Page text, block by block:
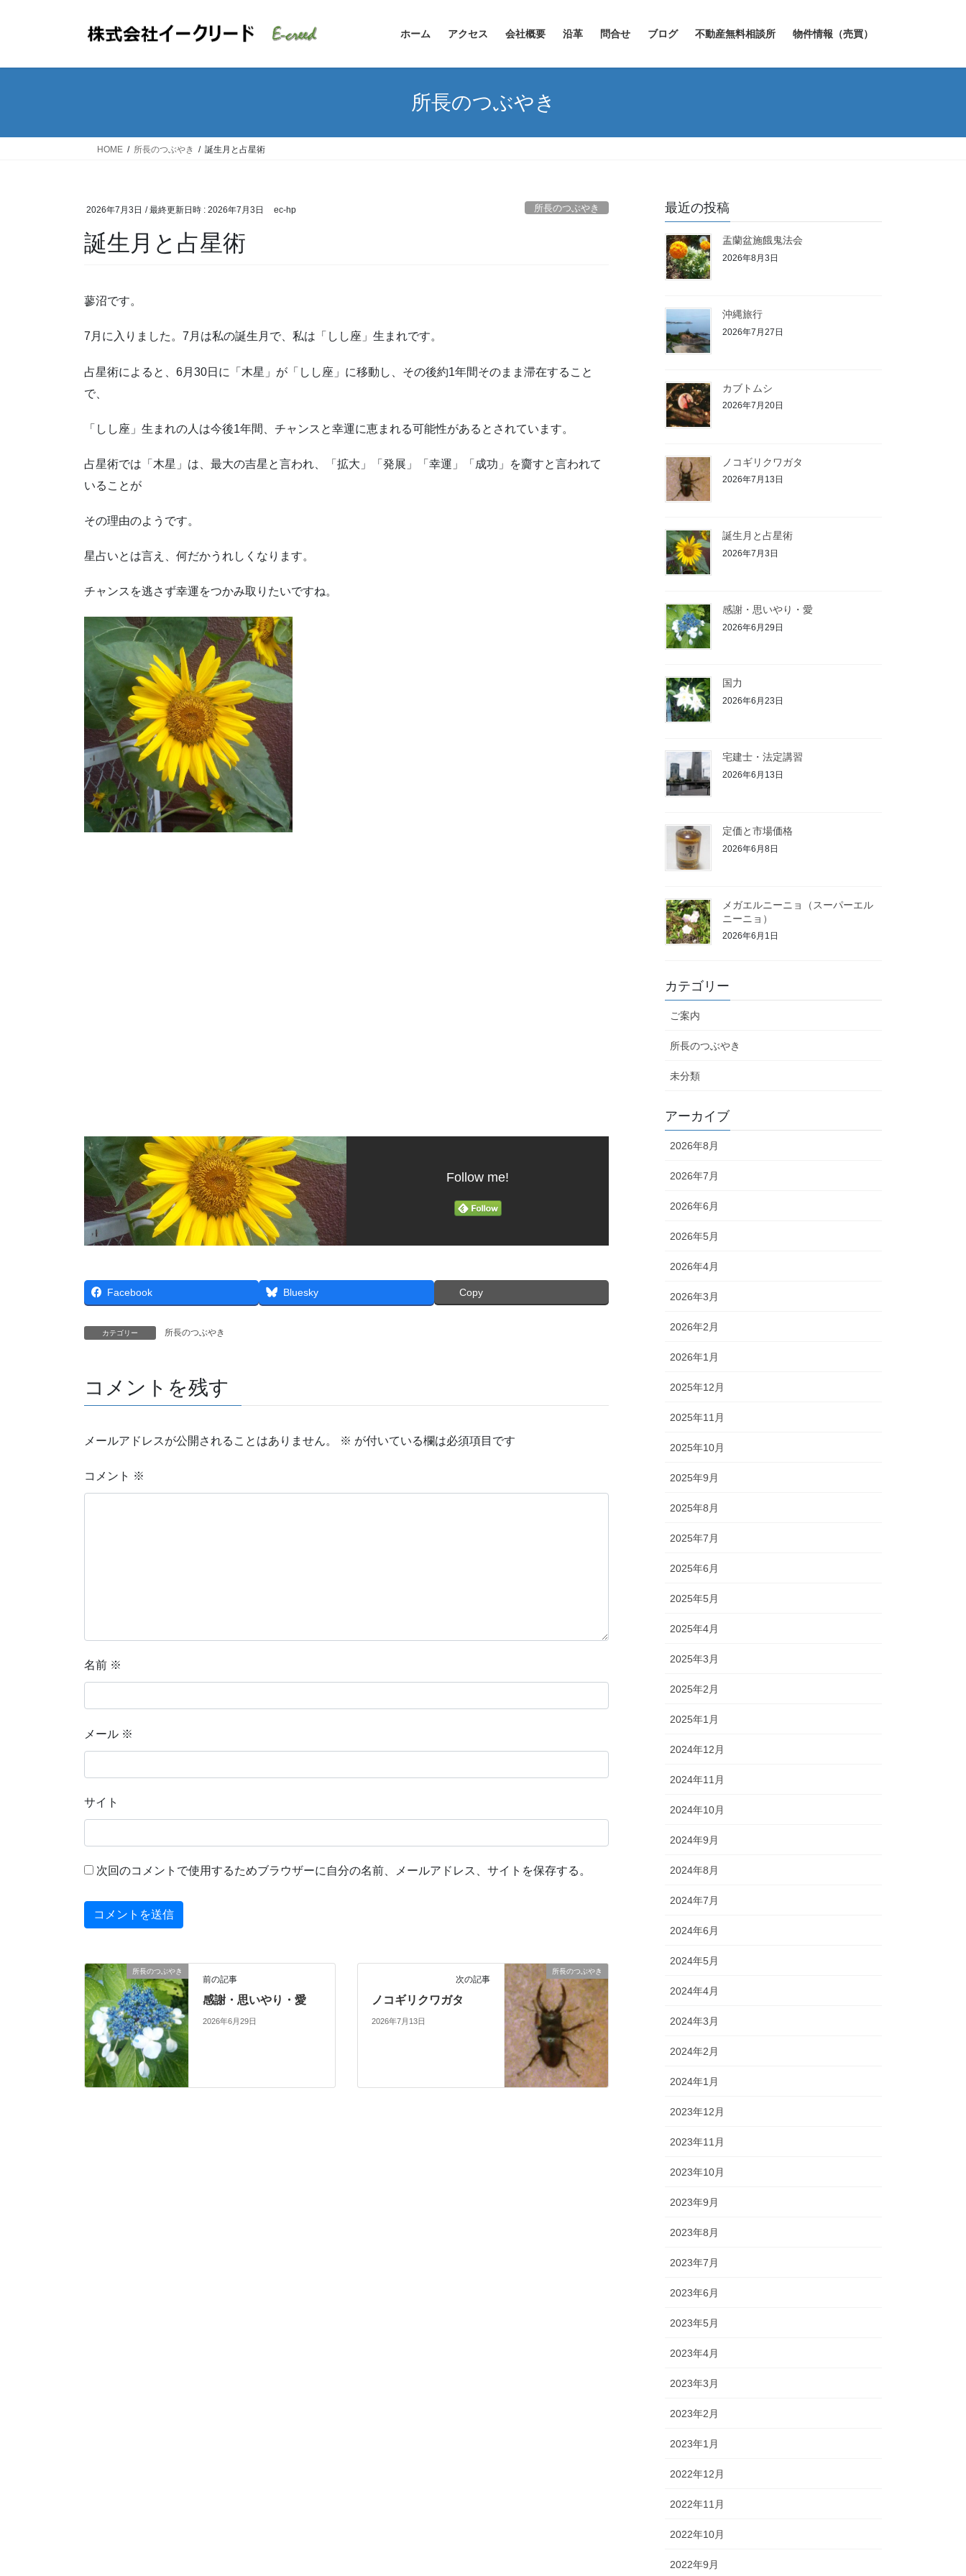
ホーム アクセス 会社概要 沿革 問合せ ブログ 不動産無料相談所 物件情報（売買）
所長のつぶやき
HOME 所長のつぶやき 誕生月と占星術
2026年7月3日 / 最終更新日時 : 2026年7月3日 ec-hp 所長のつぶやき
誕生月と占星術
蓼沼です。
7月に入りました。7月は私の誕生月で、私は「しし座」生まれです。
占星術によると、6月30日に「木星」が「しし座」に移動し、その後約1年間そのまま滞在すること
で、
「しし座」生まれの人は今後1年間、チャンスと幸運に恵まれる可能性があるとされています。
占星術では「木星」は、最大の吉星と言われ、「拡大」「発展」「幸運」「成功」を齎すと言われて
いることが
その理由のようです。
星占いとは言え、何だかうれしくなります。
チャンスを逃さず幸運をつかみ取りたいですね。
Follow me!
Facebook Bluesky Copy
カテゴリー 所長のつぶやき
コメントを残す
メールアドレスが公開されることはありません。 ※ が付いている欄は必須項目です
コメント ※
名前 ※
メール ※
サイト
次回のコメントで使用するためブラウザーに自分の名前、メールアドレス、サイトを保存する。
所長のつぶやき
前の記事
感謝・思いやり・愛
2026年6月29日
所長のつぶやき
次の記事
ノコギリクワガタ
2026年7月13日
最近の投稿
盂蘭盆施餓鬼法会
2026年8月3日
沖縄旅行
2026年7月27日
カブトムシ
2026年7月20日
ノコギリクワガタ
2026年7月13日
誕生月と占星術
2026年7月3日
感謝・思いやり・愛
2026年6月29日
国力
2026年6月23日
宅建士・法定講習
2026年6月13日
定価と市場価格
2026年6月8日
メガエルニーニョ（スーパーエル
ニーニョ）
2026年6月1日
カテゴリー
ご案内
所長のつぶやき
未分類
アーカイブ
2026年8月
2026年7月
2026年6月
2026年5月
2026年4月
2026年3月
2026年2月
2026年1月
2025年12月
2025年11月
2025年10月
2025年9月
2025年8月
2025年7月
2025年6月
2025年5月
2025年4月
2025年3月
2025年2月
2025年1月
2024年12月
2024年11月
2024年10月
2024年9月
2024年8月
2024年7月
2024年6月
2024年5月
2024年4月
2024年3月
2024年2月
2024年1月
2023年12月
2023年11月
2023年10月
2023年9月
2023年8月
2023年7月
2023年6月
2023年5月
2023年4月
2023年3月
2023年2月
2023年1月
2022年12月
2022年11月
2022年10月
2022年9月